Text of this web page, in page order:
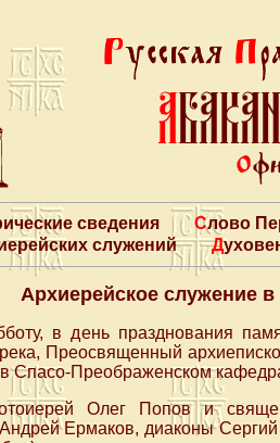
сведения
Слово
служений
Архиерейское служение
в день празднования
Преосвященный
Спасо-Преображенском
Олег Попов и
Ермаков, диаконы